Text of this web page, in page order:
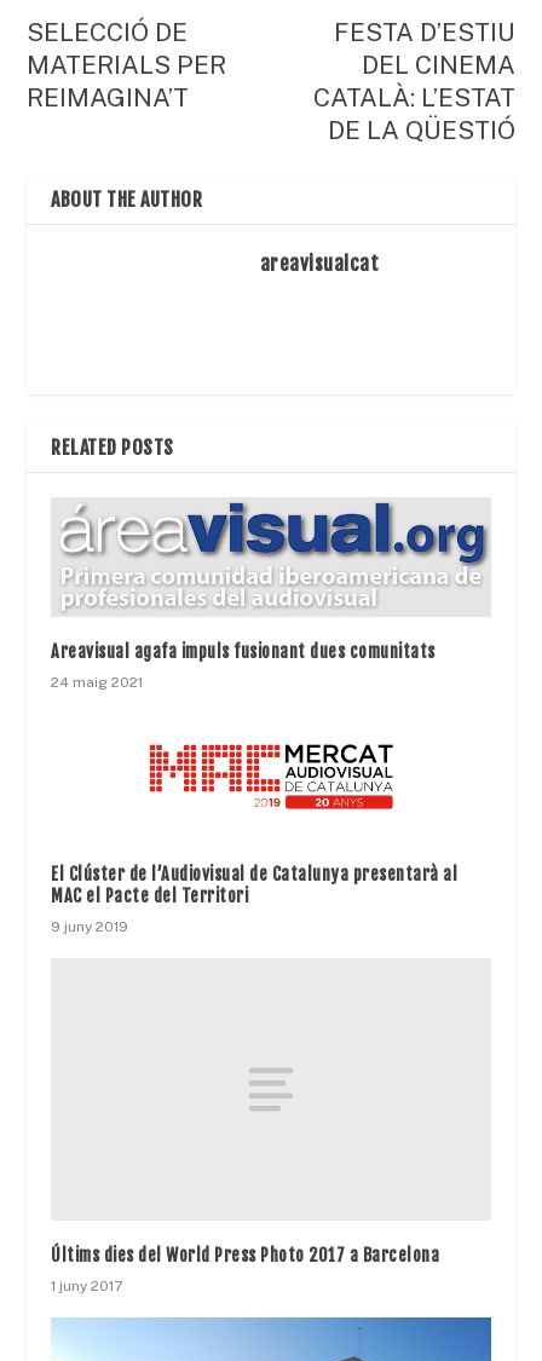
SELECCIÓ DE
MATERIALS PER
REIMAGINA’T
FESTA D’ESTIU
DEL CINEMA
CATALÀ: L’ESTAT
DE LA QÜESTIÓ
ABOUT THE AUTHOR
areavisualcat
RELATED POSTS
Areavisual agafa impuls fusionant dues comunitats
24 maig 2021
El Clúster de l’Audiovisual de Catalunya presentarà al
MAC el Pacte del Territori
9 juny 2019
Últims dies del World Press Photo 2017 a Barcelona
1 juny 2017